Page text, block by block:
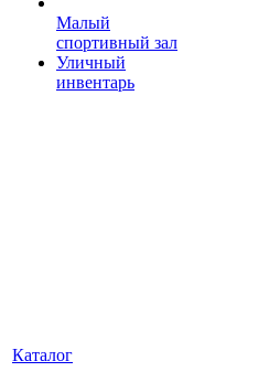
Малый
спортивный зал
Уличный
инвентарь
Каталог